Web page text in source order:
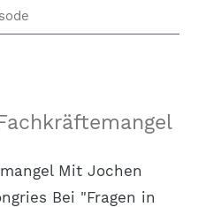
Mit Jochen
Bei "Fragen in